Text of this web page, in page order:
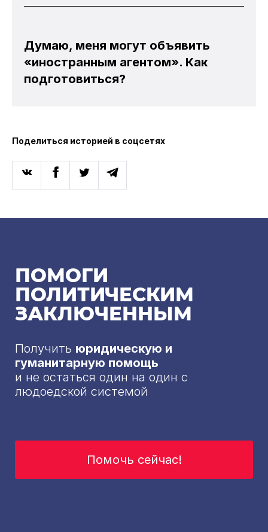
Думаю, меня могут объявить
«иностранным агентом». Как
подготовиться?
Поделиться историей в соцсетях
ПОМОГИ
ПОЛИТИЧЕСКИМ
ЗАКЛЮЧЕННЫМ
Получить юридическую и
гуманитарную помощь
и не остаться один на один с
людоедской системой
Помочь сейчас!